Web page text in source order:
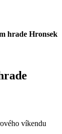
hrade Hronsek
víkendu